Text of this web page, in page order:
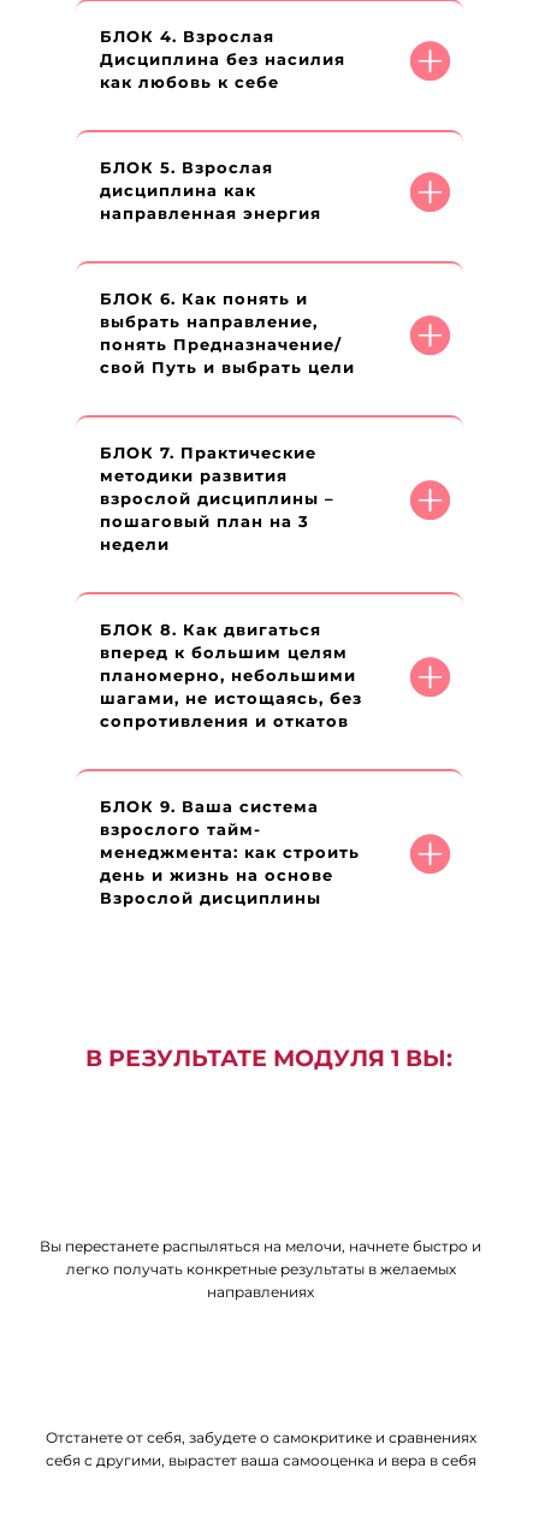
БЛОК 4. Взрослая
Дисциплина без насилия
как любовь к себе
БЛОК 5. Взрослая
дисциплина как
направленная энергия
БЛОК 6. Как понять и
выбрать направление,
понять Предназначение/
свой Путь и выбрать цели
БЛОК 7. Практические
методики развития
взрослой дисциплины –
пошаговый план на 3
недели
БЛОК 8. Как двигаться
вперед к большим целям
планомерно, небольшими
шагами, не истощаясь, без
сопротивления и откатов
БЛОК 9. Ваша система
взрослого тайм-
менеджмента: как строить
день и жизнь на основе
Взрослой дисциплины
В РЕЗУЛЬТАТЕ МОДУЛЯ 1 ВЫ:
Вы перестанете распыляться на мелочи, начнете быстро и
легко получать конкретные результаты в желаемых
направлениях
Отстанете от себя, забудете о самокритике и сравнениях
себя с другими, вырастет ваша самооценка и вера в себя